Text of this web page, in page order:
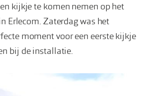
kijkje te komen nemen op het
Erlecom. Zaterdag was het
moment voor een eerste kijkje
bij de installatie.